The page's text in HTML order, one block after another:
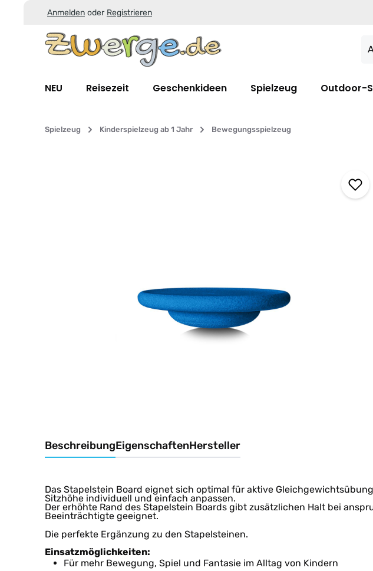
Zum Hauptinhalt springen
Zur Suche springen
Zur Hauptnavigation springen
Anmelden oder Registrieren
NEU Reisezeit Geschenkideen Spielzeug Outdoor-
Spielzeug Kinderspielzeug ab 1 Jahr Bewegungsspielzeug
BeschreibungEigenschaftenHersteller
Das Stapelstein Board eignet sich optimal für aktive
Sitzhöhe individuell und einfach anpassen.
Der erhöhte Rand des Stapelstein Boards gibt zusätzlichen Halt bei
Beeinträchtigte geeignet.
Die perfekte Ergänzung zu den Stapelsteinen.
Einsatzmöglichkeiten:
Für mehr Bewegung, Spiel und Fantasie im Alltag von Kindern